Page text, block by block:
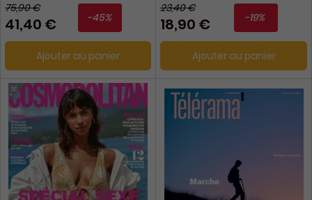
75,90 €
41,40 € -45%
Ajouter au panier
23,40 €
18,90 € -19%
Ajouter au panier